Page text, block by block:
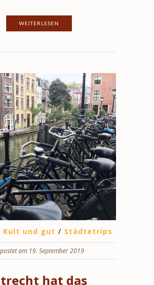
WEITERLESEN
Kult und gut / Städtetrips
am 19. September 2019
hat das